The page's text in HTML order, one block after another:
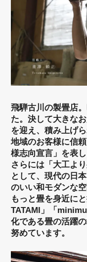
飛騨古川の製畳店
た。決して大きな
を迎え、積み上げ
地域のお客様に信
様志向宣言」を表
さらには「大工よ
として、現代の日
のいい和モダンな
もっと畳を身近に
TATAMI」「
化である畳の活躍
努めています。